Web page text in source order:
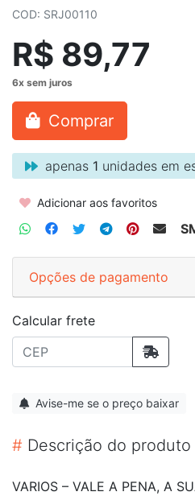
COD: SRJ00110
R$ 89,77
Comprar
apenas 1 unidades em
Adicionar aos favoritos
Opções de pagamento
Calcular frete
Avise-me se o preço baixar
# Descrição do produto
VARIOS ‎– VALE A PENA, A